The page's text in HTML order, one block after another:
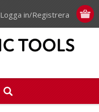
Logga in/Registrera